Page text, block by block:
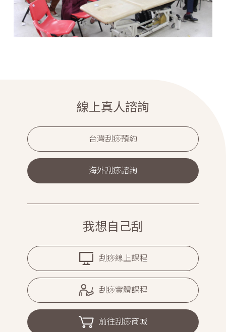
線上真人諮詢
台灣刮痧預約
海外刮痧諮詢
我想自己刮
刮痧線上課程
刮痧實體課程
前往刮痧商城